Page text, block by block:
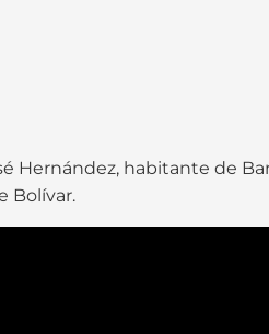
Hernández, habitante de
Bolívar.